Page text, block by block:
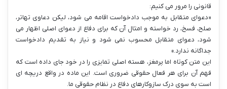
قانونی را مرور می کنیم:
«دعوای متقابل به موجب دادخواست اقامه می شود، لیکن دعاوی تهاتر،
صلح، فسخ، رد خواسته و امثال آن که برای دفاع از دعوای اصلی اظهار می
شود، دعوای متقابل محسوب نمی شود و نیاز به تقدیم دادخواست
جداگانه ندارد.»
این متن کوتاه اما پرمغز، هسته اصلی تمایزی را در خود جای داده است که
فهم آن برای هر فعال حقوقی ضروری است. این ماده در واقع دریچه ای
است به سوی درک سازوکارهای دفاع در نظام حقوقی ما.